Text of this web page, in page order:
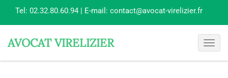
Tel: 02.32.80.60.94 | E-mail: contact@avocat-virelizier.fr
AVOCAT VIRELIZIER